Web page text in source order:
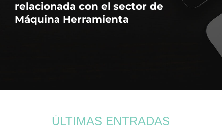
relacionada con el sector de
Máquina Herramienta
ÚLTIMAS ENTRADAS